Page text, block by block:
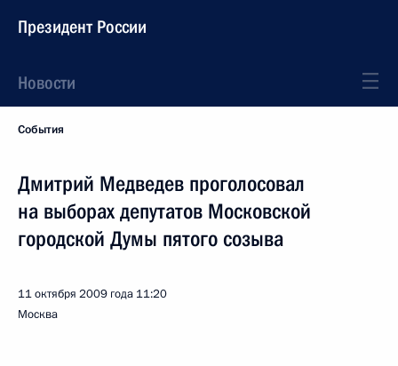
Президент России
Новости
События
Дмитрий Медведев проголосовал
на выборах депутатов Московской
городской Думы пятого созыва
11 октября 2009 года 11:20
Москва